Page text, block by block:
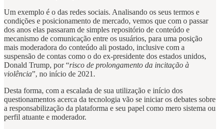
Um exemplo é o das redes sociais. Analisando os seus termos e
condições e posicionamento de mercado, vemos que com o passar
dos anos elas passaram de simples repositório de conteúdo e
mecanismo de comunicação entre os usuários, para uma posição
mais moderadora do conteúdo ali postado, inclusive com a
suspensão de contas como o do ex-presidente dos estados unidos,
Donald Trump, por “risco de prolongamento da incitação à
violência”, no início de 2021.
Desta forma, com a escalada de sua utilização e início dos
questionamentos acerca da tecnologia vão se iniciar os debates sobre
a responsabilização da plataforma e seu papel como mero sistema ou
perfil atuante e moderador.